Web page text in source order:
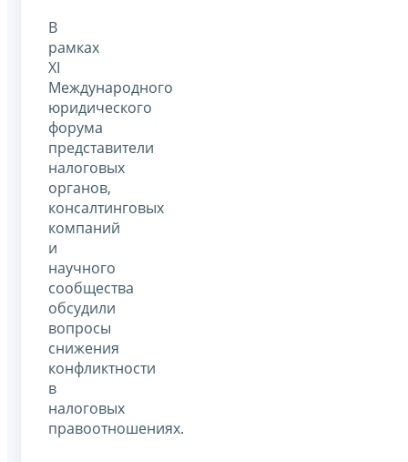
В
рамках
XI
Международного
юридического
форума
представители
налоговых
органов,
консалтинговых
компаний
и
научного
сообщества
обсудили
вопросы
снижения
конфликтности
в
налоговых
правоотношениях.